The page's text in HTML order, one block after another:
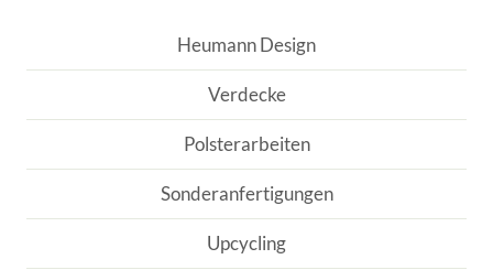
Heumann Design
Verdecke
Polsterarbeiten
Sonderanfertigungen
Upcycling